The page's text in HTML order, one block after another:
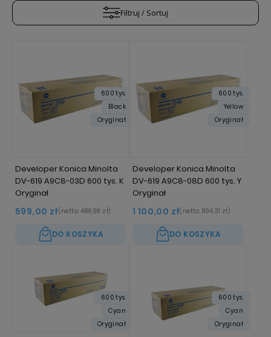
Filtruj / Sortuj
Developer Konica Minolta
DV-619 A9C8-03D 600 tys. K
Oryginał
599,00 zł(netto: 486,99 zł)
DO KOSZYKA
600 tys.
Black
Oryginał
Developer Konica Minolta
DV-619 A9C8-08D 600 tys. Y
Oryginał
1 100,00 zł(netto: 894,31 zł)
DO KOSZYKA
600 tys.
Yellow
Oryginał
600 tys.
Cyan
Oryginał
600 tys.
Cyan
Oryginał